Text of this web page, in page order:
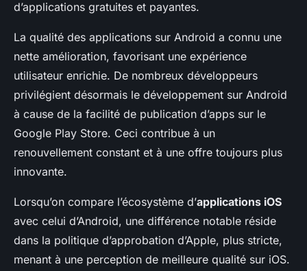
d’applications gratuites et payantes.
La qualité des applications sur Android a connu une
nette amélioration, favorisant une expérience
utilisateur enrichie. De nombreux développeurs
privilégient désormais le développement sur Android
à cause de la facilité de publication d’apps sur le
Google Play Store. Ceci contribue à un
renouvellement constant et à une offre toujours plus
innovante.
Lorsqu’on compare l’écosystème d’applications iOS
avec celui d’Android, une différence notable réside
dans la politique d’approbation d’Apple, plus stricte,
menant à une perception de meilleure qualité sur iOS.